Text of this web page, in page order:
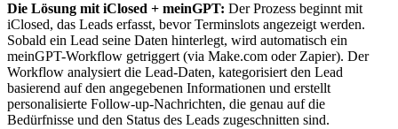
Die Lösung mit iClosed + meinGPT: Der Prozess beginnt mit
iClosed, das Leads erfasst, bevor Terminslots angezeigt werden.
Sobald ein Lead seine Daten hinterlegt, wird automatisch ein
meinGPT-Workflow getriggert (via Make.com oder Zapier). Der
Workflow analysiert die Lead-Daten, kategorisiert den Lead
basierend auf den angegebenen Informationen und erstellt
personalisierte Follow-up-Nachrichten, die genau auf die
Bedürfnisse und den Status des Leads zugeschnitten sind.